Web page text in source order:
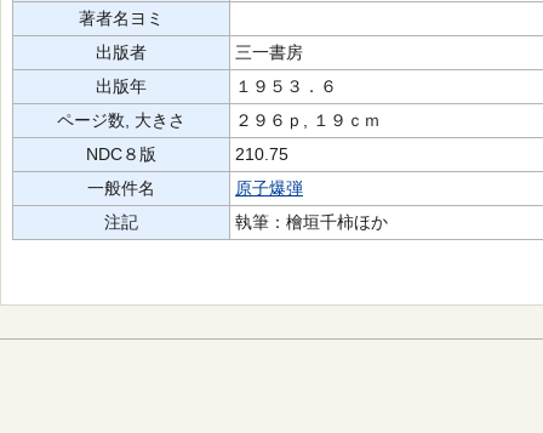
著者名ヨミ
出版者
三一書房
出版年
１９５３．６
ページ数, 大きさ
２９６ｐ, １９ｃｍ
NDC８版
210.75
一般件名
原子爆弾
注記
執筆：檜垣千柿ほか